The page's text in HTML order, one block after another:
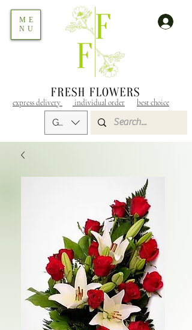
GEL (GEL)
express delivery individual order best choice
ME
NU